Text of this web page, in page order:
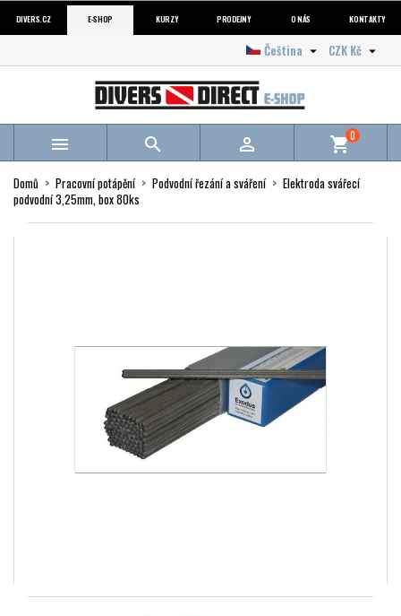
DIVERS.CZ E-SHOP KURZY PRODEJNY O NÁS KONTAKTY
CZK Kč 
Čeština 
   shopping_cart0
Domů Pracovní potápění Podvodní řezání a sváření
Elektroda svářecí
podvodní 3,25mm, box 80ks